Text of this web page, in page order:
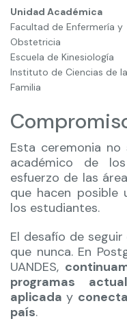
Unidad Académica
Facultad de Enfermería y
Obstetricia
Escuela de Kinesiología
Instituto de Ciencias de la
Familia
Esta ceremonia no
académico de
esfuerzo de las
que hacen posible
los estudiantes.
El desafío de
que nunca. En
UANDES,
programas
aplicada y
país.